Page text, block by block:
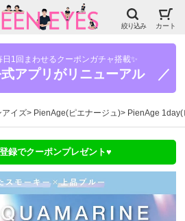
絞り込み カート
日1回まわせるクーポンガチャ搭載✨
アプリがリニューアル ／
アイズ PienAge(ピエナージュ) PienAge 1day(
録でクーポンプレゼント♥